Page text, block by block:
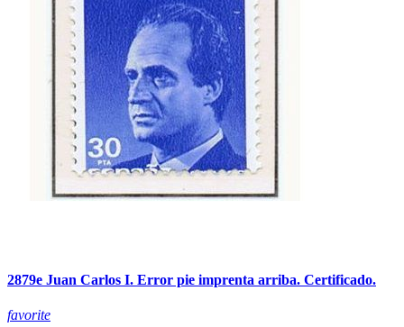
2879e Juan Carlos I. Error pie imprenta arriba. Certificado.
favorite